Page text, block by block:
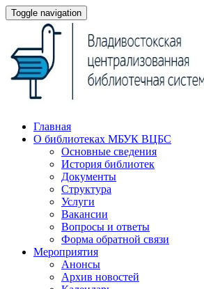
Toggle navigation
Главная
О библиотеках МБУК ВЦБС
Основные сведения
История библиотек
Документы
Структура
Услуги
Вакансии
Вопросы и ответы
Форма обратной связи
Мероприятия
Анонсы
Архив новостей